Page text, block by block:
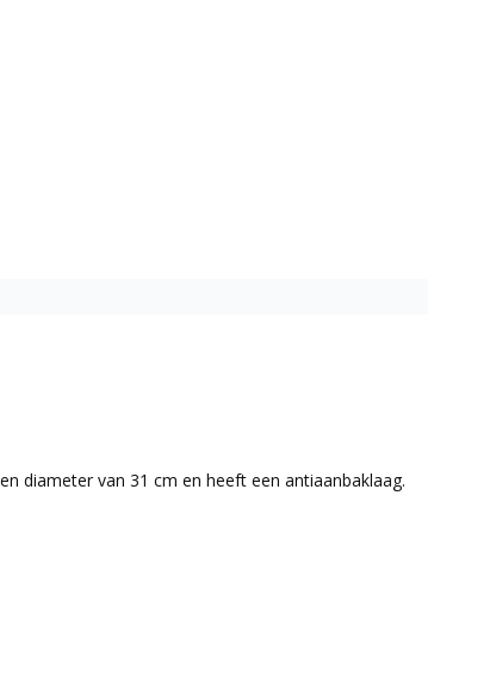
diameter van 31 cm en heeft een antiaanbaklaag.